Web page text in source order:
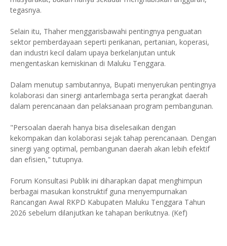
tegasnya.
Selain itu, Thaher menggarisbawahi pentingnya penguatan
sektor pemberdayaan seperti perikanan, pertanian, koperasi,
dan industri kecil dalam upaya berkelanjutan untuk
mengentaskan kemiskinan di Maluku Tenggara.
Dalam menutup sambutannya, Bupati menyerukan pentingnya
kolaborasi dan sinergi antarlembaga serta perangkat daerah
dalam perencanaan dan pelaksanaan program pembangunan.
"Persoalan daerah hanya bisa diselesaikan dengan
kekompakan dan kolaborasi sejak tahap perencanaan. Dengan
sinergi yang optimal, pembangunan daerah akan lebih efektif
dan efisien," tutupnya.
Forum Konsultasi Publik ini diharapkan dapat menghimpun
berbagai masukan konstruktif guna menyempurnakan
Rancangan Awal RKPD Kabupaten Maluku Tenggara Tahun
2026 sebelum dilanjutkan ke tahapan berikutnya. (Kef)